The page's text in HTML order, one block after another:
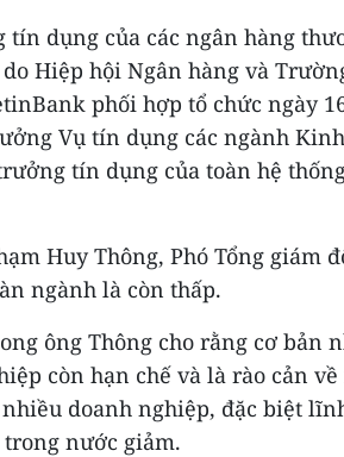
tín dụng của các ngân hàng
Hiệp hội Ngân hàng và
phối hợp tổ chức ngày
Vụ tín dụng các ngành
tín dụng của toàn hệ
Huy Thông, Phó Tổng giám
ngành là còn thấp.
ông Thông cho rằng cơ bản
còn hạn chế và là rào cản về
doanh nghiệp, đặc biệt
nước giảm.